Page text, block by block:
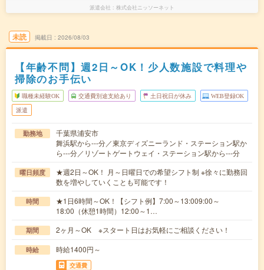
派遣会社 株式会社ニッソーネット
未読 掲載日 2026/08/03
【年齢不問】週2日～OK！少人数施設で料理や
掃除のお手伝い
職種未経験OK 交通費別途支給あり 土日祝日が休み WEB登録OK
派遣
勤務地
千葉県浦安市
舞浜駅から---分／東京ディズニーランド・ステーション駅か
ら---分／リゾートゲートウェイ・ステーション駅から---分
曜日頻度
★週2日～OK！ 月～日曜日での希望シフト制 ※徐々に勤務回
数を増やしていくことも可能です！
時間
★1日6時間～OK！【シフト例】7:00～13:009:00～
18:00（休憩1時間）12:00～1…
期間 2ヶ月～OK ※スタート日はお気軽にご相談ください！
時給 時給1400円～
交通費